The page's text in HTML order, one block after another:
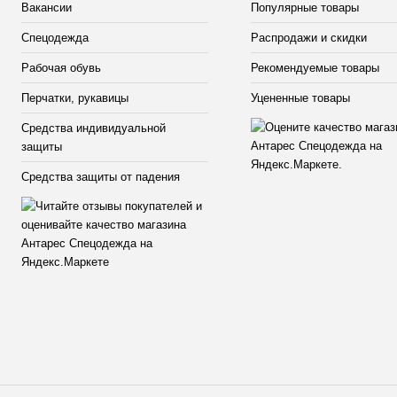
Вакансии
Спецодежда
Рабочая обувь
Перчатки, рукавицы
Средства индивидуальной
защиты
Средства защиты от падения
Популярные товары
Распродажи и скидки
Рекомендуемые товары
Уцененные товары